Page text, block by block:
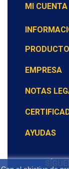
MI CUENTA
EMPRESA
NOTAS
AYUDAS